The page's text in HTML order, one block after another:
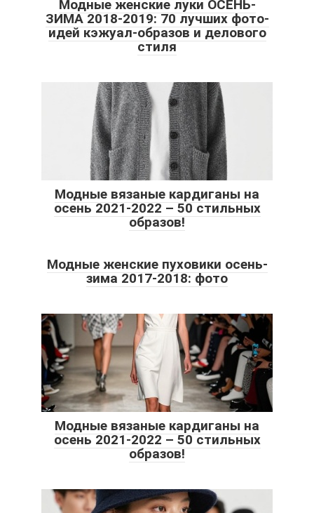
Модные женские луки ОСЕНЬ-
ЗИМА 2018-2019: 70 лучших фото-
идей кэжуал-образов и делового
стиля
Модные вязаные кардиганы на
осень 2021-2022 – 50 стильных
образов!
Модные женские пуховики осень-
зима 2017-2018: фото
Модные вязаные кардиганы на
осень 2021-2022 – 50 стильных
образов!